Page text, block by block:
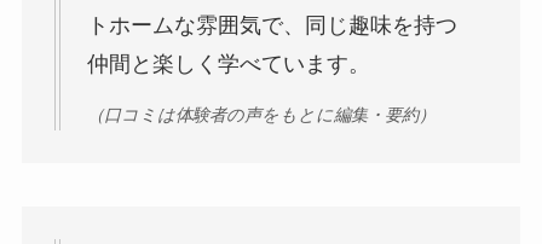
トホームな雰囲気で、同じ趣味を持つ
仲間と楽しく学べています。
（口コミは体験者の声をもとに編集・要約）